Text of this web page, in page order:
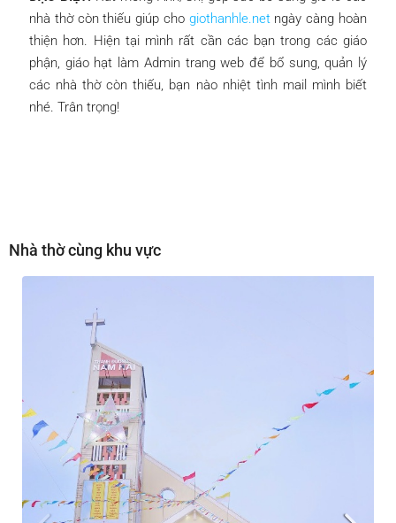
nhà thờ còn thiếu giúp cho giothanhle.netngày càng hoàn
thiện hơn. Hiện tại mình rất cần các bạn trong các giáo
phận, giáo hạt làm Admin trang web để bổ sung, quản lý
các nhà thờ còn thiếu, bạn nào nhiệt tình mail mình biết
nhé. Trân trọng!
Nhà thờ cùng khu vực